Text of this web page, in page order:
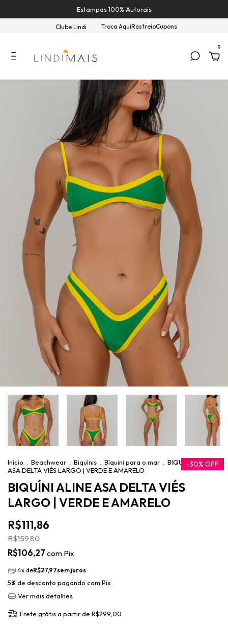
Estampas 100% Autorais
Clube Lindi Troca AquiRastreioCupons
0
Início Beachwear Biquínis Bíquini para o mar
BIQUÍNI ALINE
ASA DELTA VIÉS LARGO | VERDE E AMARELO
BIQUÍNI ALINE ASA DELTA VIÉS
LARGO | VERDE E AMARELO
R$111,86
-30% OFF
R$159,80
R$106,27 com Pix
4x deR$27,97sem juros
5% de desconto pagando com Pix
Ver mais detalhes
Frete grátisa partir de R$299,00